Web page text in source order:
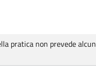
pratica non prevede alcun